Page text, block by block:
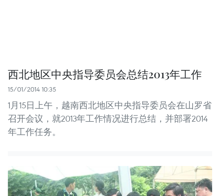
西北地区中央指导委员会总结2013年工作
15/01/2014 10:35
1月15日上午，越南西北地区中央指导委员会在山罗省
召开会议，就2013年工作情况进行总结，并部署2014
年工作任务。